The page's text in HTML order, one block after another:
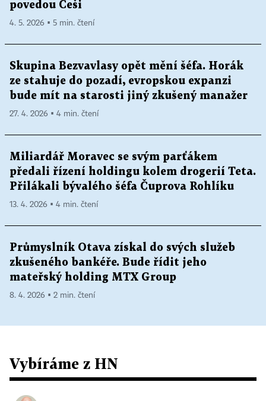
povedou Češi
4. 5. 2026 ▪ 5 min. čtení
Skupina Bezvavlasy opět mění šéfa. Horák
ze stahuje do pozadí, evropskou expanzi
bude mít na starosti jiný zkušený manažer
27. 4. 2026 ▪ 4 min. čtení
Miliardář Moravec se svým parťákem
předali řízení holdingu kolem drogerií Teta.
Přilákali bývalého šéfa Čuprova Rohlíku
13. 4. 2026 ▪ 4 min. čtení
Průmyslník Otava získal do svých služeb
zkušeného bankéře. Bude řídit jeho
mateřský holding MTX Group
8. 4. 2026 ▪ 2 min. čtení
Vybíráme z HN